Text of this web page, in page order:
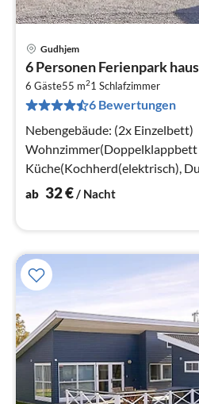
Gudhjem
6 Personen Ferienpark
6 Gäste55 m21 Schlafzimmer
6 Bewertungen
Nebengebäude: (2x Einzelbett)
Wohnzimmer(Doppelklappbett
Küche(Kochherd(elektrisch),
Kaffeemaschine, Spülmaschine,
ab 32€/ Nacht